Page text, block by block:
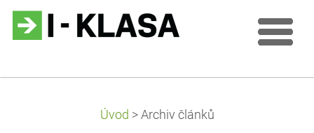
Úvod > Archiv článků